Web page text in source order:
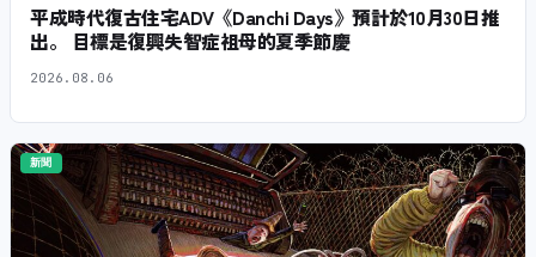
平成時代復古住宅ADV《Danchi Days》預計於10月30日推
出。 目標是復興失智症祖母的夏季節慶
2026.08.06
新聞